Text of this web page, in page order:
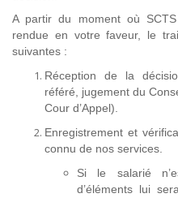
A partir du moment où SCTS
rendue en votre faveur, le
suivantes :
Réception de la
référé, jugement du
Cour d’Appel).
Enregistrement et
connu de nos services.
Si le salarié
d’éléments lui